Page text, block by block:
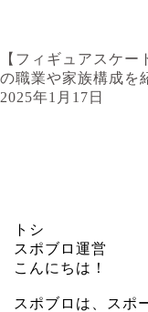
【フィギュアスケ
の職業や家族構成を
2025年1月17日
トシ
スポブロ運営
こんにちは！
スポブロは、スポ